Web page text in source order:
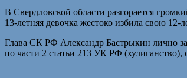
В Свердловской области разгорается
13-летняя девочка жестоко избила свою
Глава СК РФ Александр Бастрыкин лично
по части 2 статьи 213 УК РФ (хулиганство),